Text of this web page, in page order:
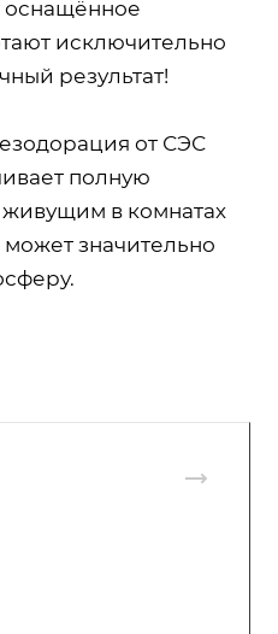
оснащённое
исключительно
результат!
от СЭС
полную
в комнатах
значительно